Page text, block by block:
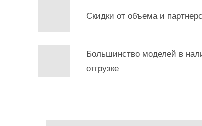
Скидки от объема и
Большинство моделей в
отгрузке